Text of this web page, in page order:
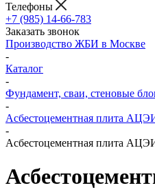
Телефоны
+7 (985) 14-66-783
Заказать звонок
Производство ЖБИ в Москве
-
Каталог
-
Фундамент, сваи, стеновые
-
Асбестоцементная плита
-
Асбестоцементная плита